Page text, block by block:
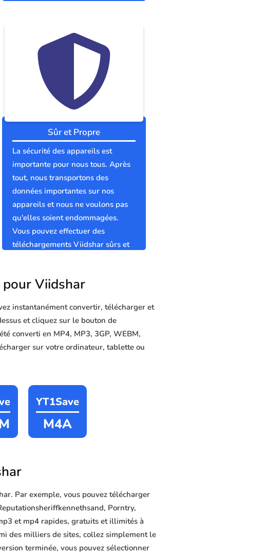
Sûr et Propre
La sécurité des appareils est
importante pour nous tous. Après
tout, nous transportons des
données importantes sur nos
appareils et nous ne voulons pas
qu'elles soient endommagées.
Vous pouvez effectuer des
téléchargements Viidshar sûrs et
Viidshar
instantanément convertir, télécharger et
et cliquez sur le bouton de
converti en MP4, MP3, 3GP, WEBM,
sur votre ordinateur, tablette ou
YT1Save
M4A
Par exemple, vous pouvez télécharger
Porntry,
et mp4 rapides, gratuits et illimités à
des milliers de sites, collez simplement le
terminée, vous pouvez sélectionner